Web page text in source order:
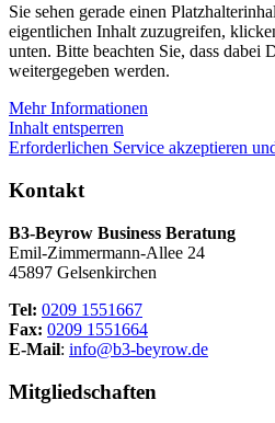
Sie sehen gerade einen
eigentlichen Inhalt zuzugreifen,
unten. Bitte beachten Sie, dass dabei
weitergegeben werden.
Mehr Informationen
Inhalt entsperren
Erforderlichen Service akzeptieren
Kontakt
B3-Beyrow Business Beratung
Emil-Zimmermann-Allee 24
45897 Gelsenkirchen
Tel: 0209 1551667
Fax: 0209 1551664
E-Mail: info@b3-beyrow.de
Mitgliedschaften